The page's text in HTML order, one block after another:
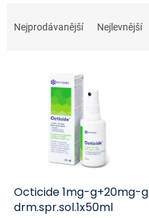
a
ů
Nejprodávanější Nejlevnější
d
u
Octicide 1mg-g+20mg-g
drm.spr.sol.1x50ml